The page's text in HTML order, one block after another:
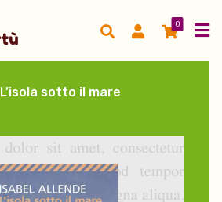
0
L’isola sotto il mare